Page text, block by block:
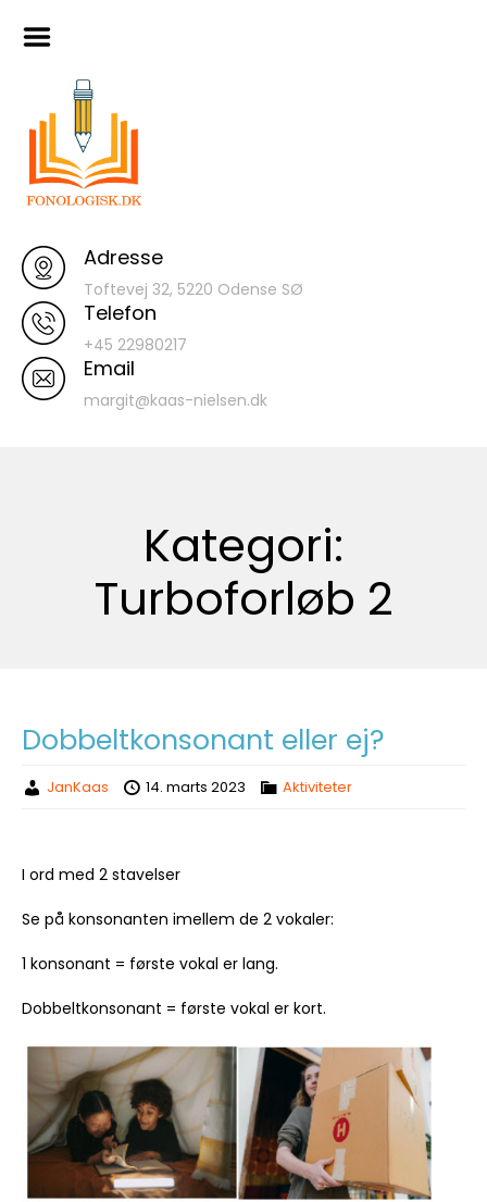
Adresse
Toftevej 32, 5220 Odense SØ
Telefon
+45 22980217
Email
margit@kaas-nielsen.dk
Kategori:
Turboforløb 2
Dobbeltkonsonant eller ej?
JanKaas 14. marts 2023 Aktiviteter
I ord med 2 stavelser
Se på konsonanten imellem de 2 vokaler:
1 konsonant = første vokal er lang.
Dobbeltkonsonant = første vokal er kort.
Hjem
Materialer
120 ord database
Indtaling af
Fonologisk Læsetilgang
Smagsprøver